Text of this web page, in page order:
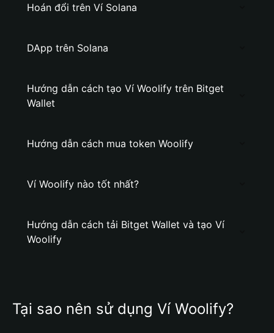
Hoán đổi trên Ví Solana
DApp trên Solana
Hướng dẫn cách tạo Ví Woolify trên Bitget
Wallet
Hướng dẫn cách mua token Woolify
Ví Woolify nào tốt nhất?
Hướng dẫn cách tải Bitget Wallet và tạo Ví
Woolify
Tại sao nên sử dụng Ví Woolify?